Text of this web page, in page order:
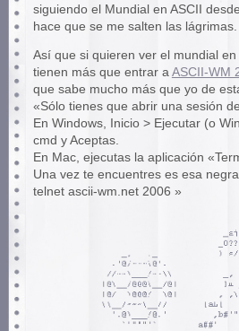
siguiendo el Mundial en ASCII
hace que se me salten las lágrimas.
Así que si quieren ver el mundial
tienen más que entrar a ASCII-WM
que sabe mucho más que yo de
«Sólo tienes que abrir una sesión
En Windows, Inicio > Ejecutar (o
cmd y Aceptas.
En Mac, ejecutas la aplicación
Una vez te encuentres es esa
telnet ascii-wm.net 2006 »